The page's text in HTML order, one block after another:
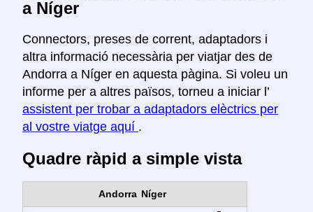
a Níger
Connectors, preses de corrent, adaptadors i
altra informació necessària per viatjar des de
Andorra a Níger en aquesta pàgina. Si voleu un
informe per a altres països, torneu a iniciar l’
assistent per trobar a adaptadors elèctrics per
al vostre viatge aquí .
Quadre ràpid a simple vista
Andorra Níger